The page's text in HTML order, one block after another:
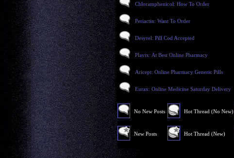
Chloramphenicol: How To Order
Periactin: Want To Order
Desyrel: Pill Cod Accepted
Plavix: At Best Online Pharmacy
Aricept: Online Pharmacy Generic Pills
Eurax: Online Medicine Saturday Delivery
No New Posts
New Posts
Hot Thread (No New)
Hot Thread (New)